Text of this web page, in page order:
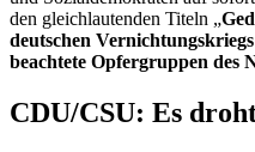
den gleichlautenden Titeln „
deutschen
beachtete Opfergruppen des
CDU/CSU: Es